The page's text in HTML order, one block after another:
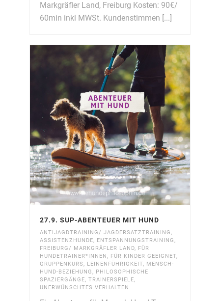
Markgräfler Land, Freiburg Kosten: 90€/
60min inkl MWSt. Kundenstimmen [...]
27.9. SUP-ABENTEUER MIT HUND
ANTIJAGDTRAINING/ JAGDERSATZTRAINING,
ASSISTENZHUNDE, ENTSPANNUNGSTRAINING,
FREIBURG/ MARKGRÄFLER LAND, FÜR
HUNDETRAINER*INNEN , FÜR KINDER GEEIGNET,
GRUPPENKURS, LEINENFÜHRIGKEIT, MENSCH-
HUND-BEZIEHUNG, PHILOSOPHISCHE
SPAZIERGÄNGE, TRAINERSPIELE,
UNERWÜNSCHTES VERHALTEN